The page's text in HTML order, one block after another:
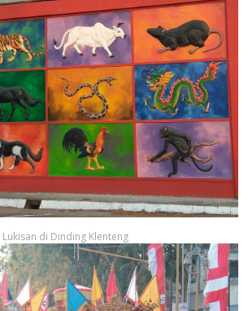
Lukisan di Dinding Klenteng